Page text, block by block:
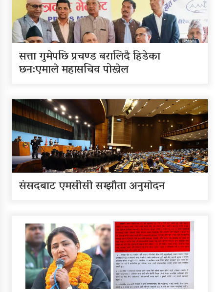
सत्ता गुमेपछि प्रचण्ड बरालिदै हिडेका
छन:एमाले महासचिव पोख्रेल
संसदबाट एमसीसी सम्झौता अनुमोदन